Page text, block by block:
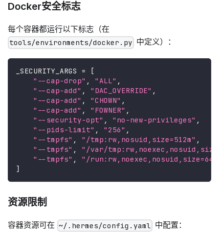
Docker安全标志
每个容器都运行以下标志（在
tools/environments/docker.py 中定义）：
_SECURITY_ARGS =
[
"--cap-drop" , "ALL" ,
"--cap-add" , "DAC_OVERRIDE" ,
"--cap-add" , "CHOWN" ,
"--cap-add" , "FOWNER" ,
"--security-opt" , "no-new-privileges" ,
"--pids-limit" , "256" ,
"--tmpfs" , "/tmp:rw,nosuid,size=512m" ,
"--tmpfs" ,
"/var/
"--tmpfs" ,
"/
]
资源限制
容器资源可在 ~/.hermes/config.yaml 中配置：